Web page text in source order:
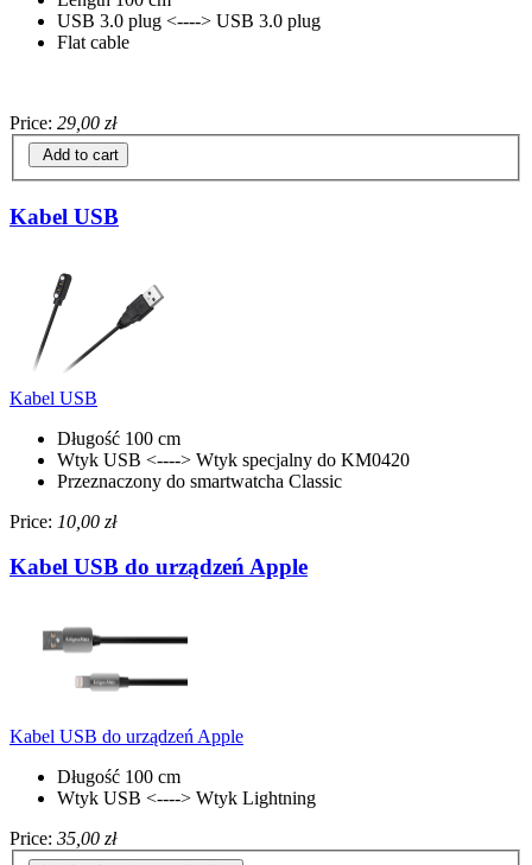
USB 3.0 plug <----> USB 3.0 plug
Flat cable
Price: 29,00 zł
Add to cart
Kabel USB
Kabel USB
Długość 100 cm
Wtyk USB <----> Wtyk specjalny do KM0420
Przeznaczony do smartwatcha Classic
Price: 10,00 zł
Kabel USB do urządzeń Apple
Kabel USB do urządzeń Apple
Długość 100 cm
Wtyk USB <----> Wtyk Lightning
Price: 35,00 zł